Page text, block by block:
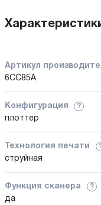
Артикул
6CC85A
Конфигурация ?
плоттер
Технология печати
струйная
Функция сканера ?
да